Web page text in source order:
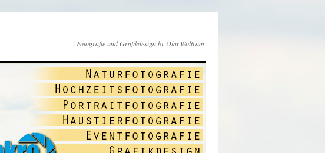
Fotografie und Grafikdesign by Olaf Wolfram